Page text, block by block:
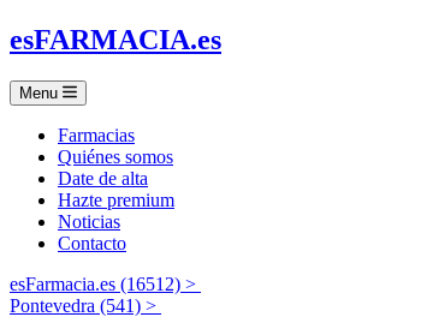
esFARMACIA.es
Menu
Farmacias
Quiénes somos
Date de alta
Hazte premium
Noticias
Contacto
esFarmacia.es (16512) >
Pontevedra (541) >